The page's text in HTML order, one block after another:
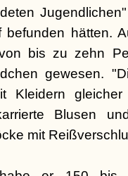
hätten.
bis zu zehn
gewesen.
Kleidern
Blusen
mit